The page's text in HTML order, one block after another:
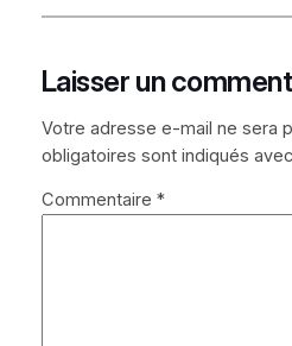
Laisser un
Votre adresse e-mail ne sera
obligatoires sont indiqués avec
Commentaire *